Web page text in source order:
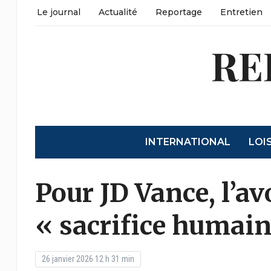
Le journal Actualité Reportage Entretien
INTERNATIONAL
Pour JD Vance,
« sacrifice
26 janvier 2026 12 h 31 min